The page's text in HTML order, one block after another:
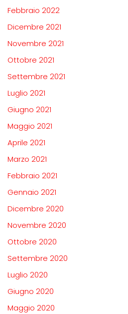
Febbraio 2022
Dicembre 2021
Novembre 2021
Ottobre 2021
Settembre 2021
Luglio 2021
Giugno 2021
Maggio 2021
Aprile 2021
Marzo 2021
Febbraio 2021
Gennaio 2021
Dicembre 2020
Novembre 2020
Ottobre 2020
Settembre 2020
Luglio 2020
Giugno 2020
Maggio 2020